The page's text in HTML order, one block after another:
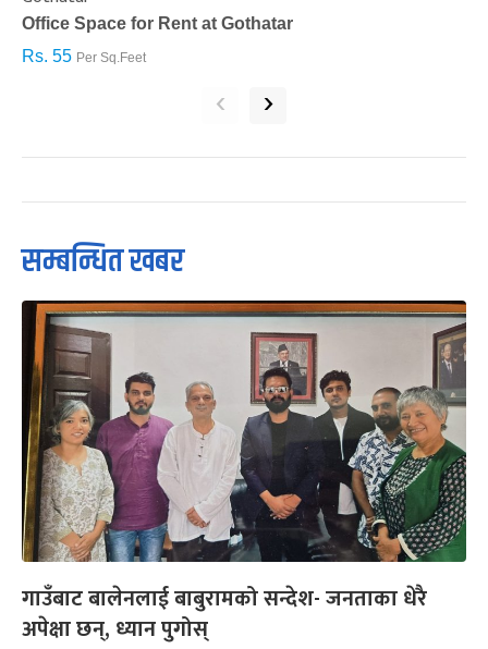
Office Space for Rent at Gothatar
Rs. 55 Per Sq.Feet
‹ ›
सम्बन्धित खबर
गाउँबाट बालेनलाई बाबुरामको सन्देश- जनताका धेरै
अपेक्षा छन्, ध्यान पुगोस्